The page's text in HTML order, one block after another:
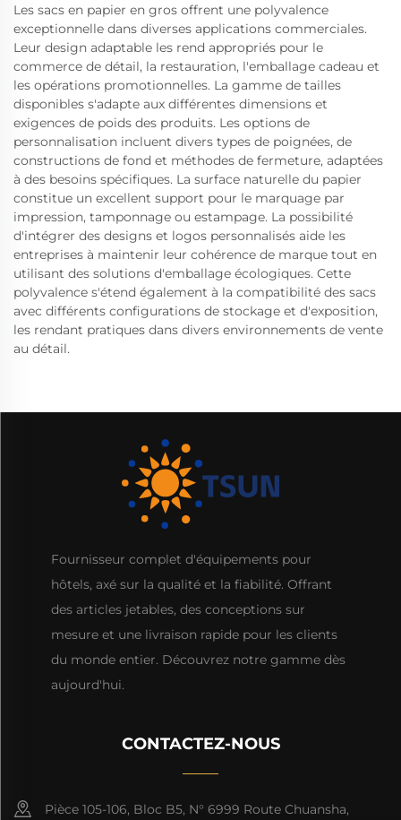
Les sacs en papier en gros offrent une polyvalence
exceptionnelle dans diverses applications commerciales.
Leur design adaptable les rend appropriés pour le
commerce de détail, la restauration, l'emballage cadeau et
les opérations promotionnelles. La gamme de tailles
disponibles s'adapte aux différentes dimensions et
exigences de poids des produits. Les options de
personnalisation incluent divers types de poignées, de
constructions de fond et méthodes de fermeture, adaptées
à des besoins spécifiques. La surface naturelle du papier
constitue un excellent support pour le marquage par
impression, tamponnage ou estampage. La possibilité
d'intégrer des designs et logos personnalisés aide les
entreprises à maintenir leur cohérence de marque tout en
utilisant des solutions d'emballage écologiques. Cette
polyvalence s'étend également à la compatibilité des sacs
avec différents configurations de stockage et d'exposition,
les rendant pratiques dans divers environnements de vente
au détail.
Fournisseur complet d'équipements pour
hôtels, axé sur la qualité et la fiabilité. Offrant
des articles jetables, des conceptions sur
mesure et une livraison rapide pour les clients
du monde entier. Découvrez notre gamme dès
aujourd'hui.
CONTACTEZ-NOUS
Pièce 105-106, Bloc B5, N° 6999 Route Chuansha,